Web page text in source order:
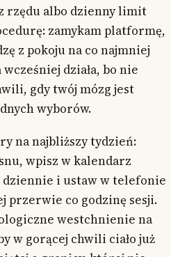
rzędu albo dzienny limit
zamykam platformę,
z pokoju na co najmniej
wcześniej działa, bo nie
gdy twój mózg jest
wyborów.
na najbliższy tydzień:
wpisz w kalendarz
i ustaw w telefonie
co godzinę sesji.
westchnienie na
w gorącej chwili ciało już